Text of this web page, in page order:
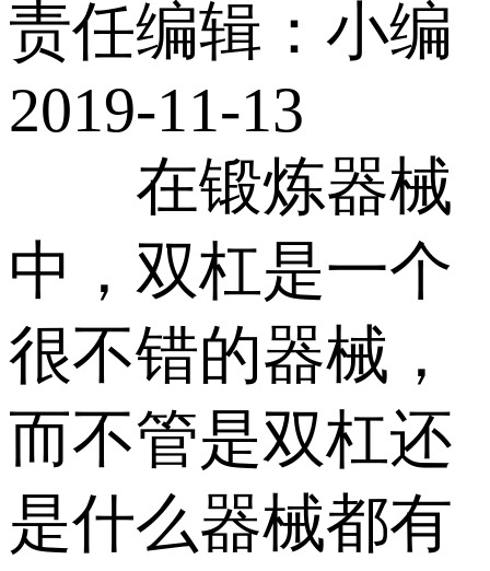
责任编辑：小编
2019-11-13
在锻炼器械
中，双杠是一个
很不错的器械，
而不管是双杠还
是什么器械都有